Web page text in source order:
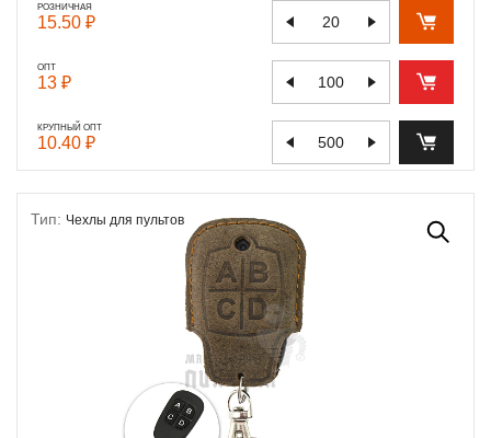
РОЗНИЧНАЯ
15.50 ₽
ОПТ
13 ₽
КРУПНЫЙ ОПТ
10.40 ₽
Тип: Чехлы для пультов